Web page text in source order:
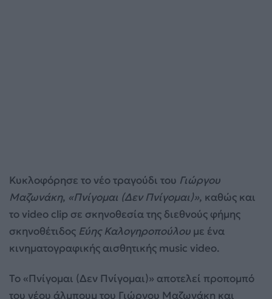
Κυκλοφόρησε το νέο τραγούδι του Γιώργου
Μαζωνάκη, «Πνίγομαι (Δεν Πνίγομαι)», καθώς και
το video clip σε σκηνοθεσία της διεθνούς φήμης
σκηνοθέτιδος Εύης Καλογηροπούλου με ένα
κινηματογραφικής αισθητικής music video.
Το «Πνίγομαι (Δεν Πνίγομαι)» αποτελεί προπομπό
του νέου άλμπουμ του Γιώργου Μαζωνάκη και